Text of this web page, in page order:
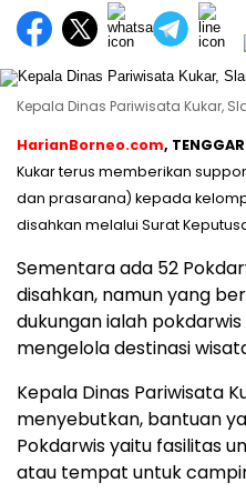
Kepala Dinas Pariwisata Kukar,
HarianBorneo.com,
Kukar terus memberikan
dan prasarana) kepada
disahkan melalui Surat
Sementara ada 52
disahkan, namun yang
dukungan ialah
mengelola destinasi
Kepala Dinas Pariwisata
menyebutkan, bantuan
Pokdarwis yaitu fasilitas
atau tempat untuk